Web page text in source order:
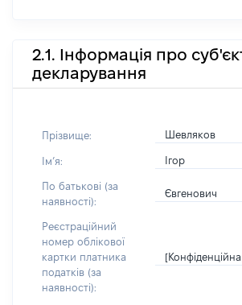
2.1. Інформація про
декларування
Прізвище: Шевляков
Імʼя: Ігор
По батькові (за
наявності):
Євгенович
Реєстраційний
номер облікової
картки платника
податків (за
наявності):